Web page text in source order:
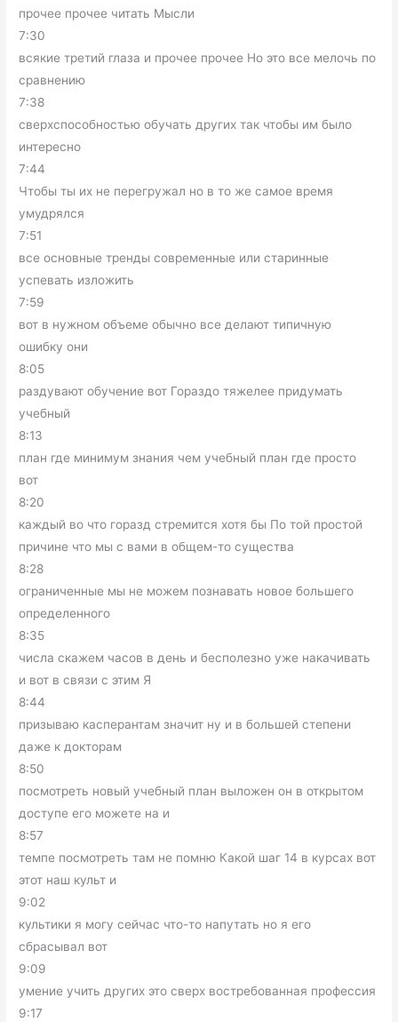
прочее прочее читать Мысли
7:30
всякие третий глаза и прочее прочее Но это все мелочь по
сравнению
7:38
сверхспособностью обучать других так чтобы им было
интересно
7:44
Чтобы ты их не перегружал но в то же самое время
умудрялся
7:51
все основные тренды современные или старинные
успевать изложить
7:59
вот в нужном объеме обычно все делают типичную
ошибку они
8:05
раздувают обучение вот Гораздо тяжелее придумать
учебный
8:13
план где минимум знания чем учебный план где просто
вот
8:20
каждый во что горазд стремится хотя бы По той простой
причине что мы с вами в общем-то существа
8:28
ограниченные мы не можем познавать новое большего
определенного
8:35
числа скажем часов в день и бесполезно уже накачивать
и вот в связи с этим Я
8:44
призываю касперантам значит ну и в большей степени
даже к докторам
8:50
посмотреть новый учебный план выложен он в открытом
доступе его можете на и
8:57
темпе посмотреть там не помню Какой шаг 14 в курсах вот
этот наш культ и
9:02
культики я могу сейчас что-то напутать но я его
сбрасывал вот
9:09
умение учить других это сверх востребованная профессия
9:17